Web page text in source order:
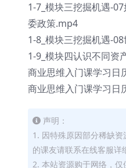
1-7_模块三挖掘机遇-
委政策.mp4
1-8_模块三挖掘机遇-
1-9_模块四认识不同资
商业思维入门课学习日
商业思维入门课学习日
声明：
1. 因特殊原因部分稀缺
的课友请联系在线客服详
2. 本站资源购于网络，